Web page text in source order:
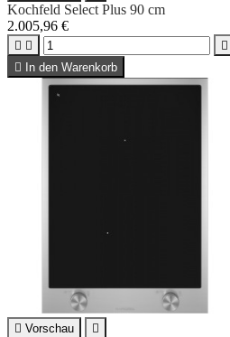
Kochfeld Select Plus 90 cm
2.005,96 €
  
 In den Warenkorb
 Vorschau 